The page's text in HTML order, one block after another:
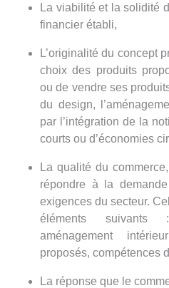
La viabilité et la solidité
financier établi,
L’originalité du concept
choix des produits
ou de vendre ses
du design,
par l’intégration de la
courts ou d’économies
La qualité du
répondre à la
exigences du secteur.
éléments suivants
aménagement
proposés, compétences
La réponse que le